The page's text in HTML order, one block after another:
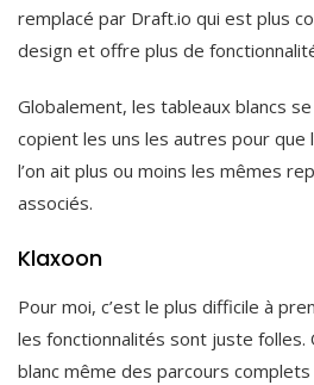
remplacé par Draft.io qui est plus
design et offre plus de
Globalement, les tableaux blancs
copient les uns les autres pour que
l’on ait plus ou moins les mêmes
associés.
Klaxoon
Pour moi, c’est le plus difficile à
les fonctionnalités sont juste folles.
blanc même des parcours